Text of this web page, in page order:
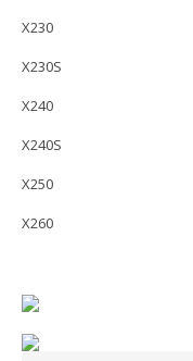
X230
X230S
X240
X240S
X250
X260